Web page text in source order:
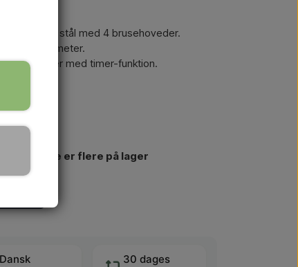
i rustfrit stål med 4 brusehoveder.
20 cm i diameter.
4 haner med timer-funktion.
der ikke er flere på lager
Dansk
30 dages